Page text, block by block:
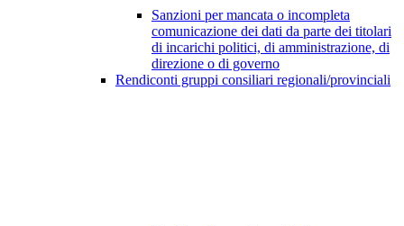
Sanzioni per mancata o incompleta
comunicazione dei dati da parte dei titolari
di incarichi politici, di amministrazione, di
direzione o di governo
Rendiconti gruppi consiliari regionali/provinciali